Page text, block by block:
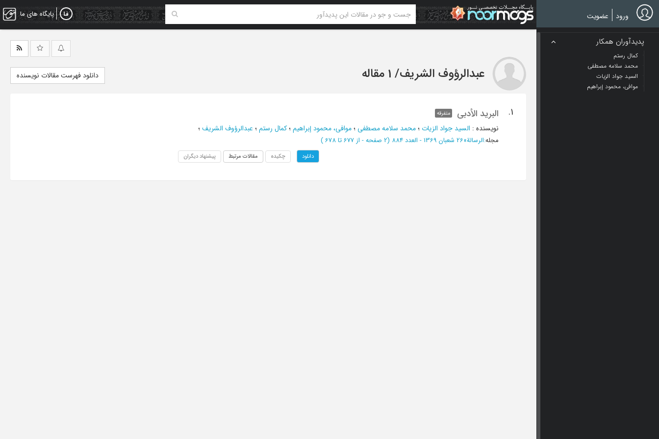
Skip
to
main
پایگاه های ما ورود عضویت
پدیدآوران همکار
کمال رستم
محمد سلامه مصطفی
السید جواد الزیات
موافی، محمود إبراهیم
عبدالرؤوف الشریف/ 1 مقاله دانلود فهرست مقالات نویسنده
1. البرید الأدبی متفرقه
نویسنده : السید جواد الزیات ؛محمد سلامه مصطفی ؛موافی، محمود إبراهیم؛کمال رستم؛ عبدالرؤوف الشریف؛
مجله:الرسالة»26 شعبان 1369 - العدد 884 (‎2 صفحه - از 677 تا 678 )
دانلود چکیده مقالات مرتبط پیشنهاد دیگران